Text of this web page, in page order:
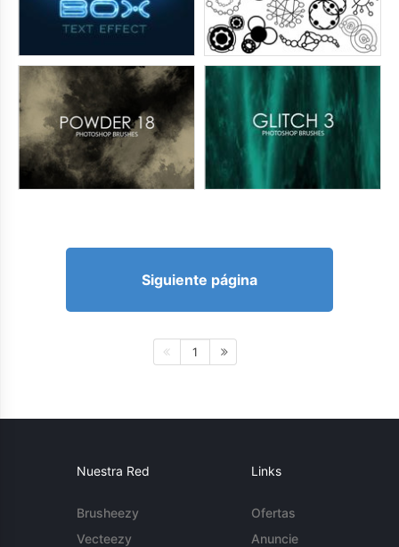
Siguiente página
1
Nuestra Red
Brusheezy
Vecteezy
Links
Ofertas
Anuncie